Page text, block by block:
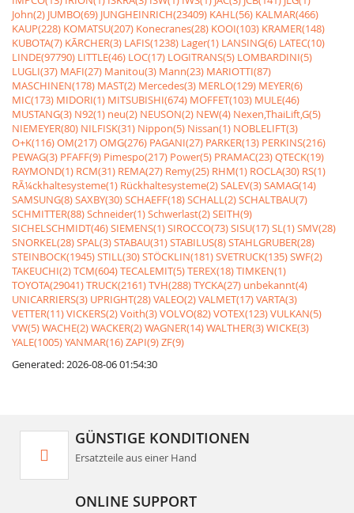
John(2) JUMBO(69) JUNGHEINRICH(23409) KAHL(56) KALMAR(466)
KAUP(228) KOMATSU(207) Konecranes(28) KOOI(103) KRAMER(148)
KUBOTA(7) KÃRCHER(3) LAFIS(1238) Lager(1) LANSING(6) LATEC(10)
LINDE(97790) LITTLE(46) LOC(17) LOGITRANS(5) LOMBARDINI(5)
LUGLI(37) MAFI(27) Manitou(3) Mann(23) MARIOTTI(87)
MASCHINEN(178) MAST(2) Mercedes(3) MERLO(129) MEYER(6)
MIC(173) MIDORI(1) MITSUBISHI(674) MOFFET(103) MULE(46)
MUSTANG(3) N92(1) neu(2) NEUSON(2) NEW(4) Nexen,ThaiLift,G(5)
NIEMEYER(80) NILFISK(31) Nippon(5) Nissan(1) NOBLELIFT(3)
O+K(116)OM(217)OMG(276) PAGANI(27) PARKER(13) PERKINS(216)
PEWAG(3) PFAFF(9) Pimespo(217) Power(5) PRAMAC(23)QTECK(19)
RAYMOND(1) RCM(31) REMA(27) Remy(25) RHM(1) ROCLA(30) RS(1)
RÃ¼ckhaltesysteme(1) Rückhaltesysteme(2)SALEV(3)SAMAG(14)
SAMSUNG(8)SAXBY(30)SCHAEFF(18)SCHALL(2)SCHALTBAU(7)
SCHMITTER(88)Schneider(1)Schwerlast(2)SEITH(9)
SICHELSCHMIDT(46)SIEMENS(1)SIROCCO(73)SISU(17)SL(1)SMV(28)
SNORKEL(28)SPAL(3)STABAU(31)STABILUS(8)STAHLGRUBER(28)
STEINBOCK(1945)STILL(30)STÖCKLIN(181)SVETRUCK(135)SWF(2)
TAKEUCHI(2)TCM(604)TECALEMIT(5)TEREX(18)TIMKEN(1)
TOYOTA(29041)TRUCK(2161)TVH(288)TYCKA(27) unbekannt(4)
UNICARRIERS(3) UPRIGHT(28)VALEO(2)VALMET(17)VARTA(3)
VETTER(11)VICKERS(2)Voith(3)VOLVO(82)VOTEX(123)VULKAN(5)
VW(5)WACHE(2)WACKER(2)WAGNER(14)WALTHER(3)WICKE(3)
YALE(1005)YANMAR(16)ZAPI(9)ZF(9)
Generated: 2026-08-06 01:54:30
GÜNSTIGE KONDITIONEN
Ersatzteile aus einer Hand
ONLINE SUPPORT